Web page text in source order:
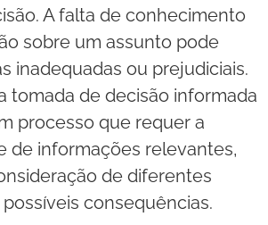
A falta de conhecimento
sobre um assunto pode
inadequadas ou prejudiciais.
tomada de decisão informada
processo que requer a
de informações relevantes,
de diferentes
consequências.